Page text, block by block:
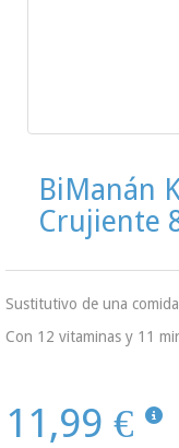
BiManán
Crujiente
Sustitutivo de una
Con 12 vitaminas y 11
11,99 €